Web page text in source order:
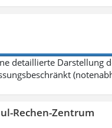
detaillierte Darstellung
Rechen-Zentrum